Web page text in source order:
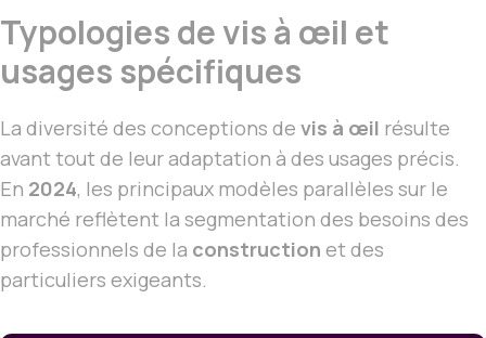
Typologies de vis à œil et
usages spécifiques
La diversité des conceptions de vis à œil résulte
avant tout de leur adaptation à des usages précis.
En 2024, les principaux modèles parallèles sur le
marché reflètent la segmentation des besoins des
professionnels de la construction et des
particuliers exigeants.